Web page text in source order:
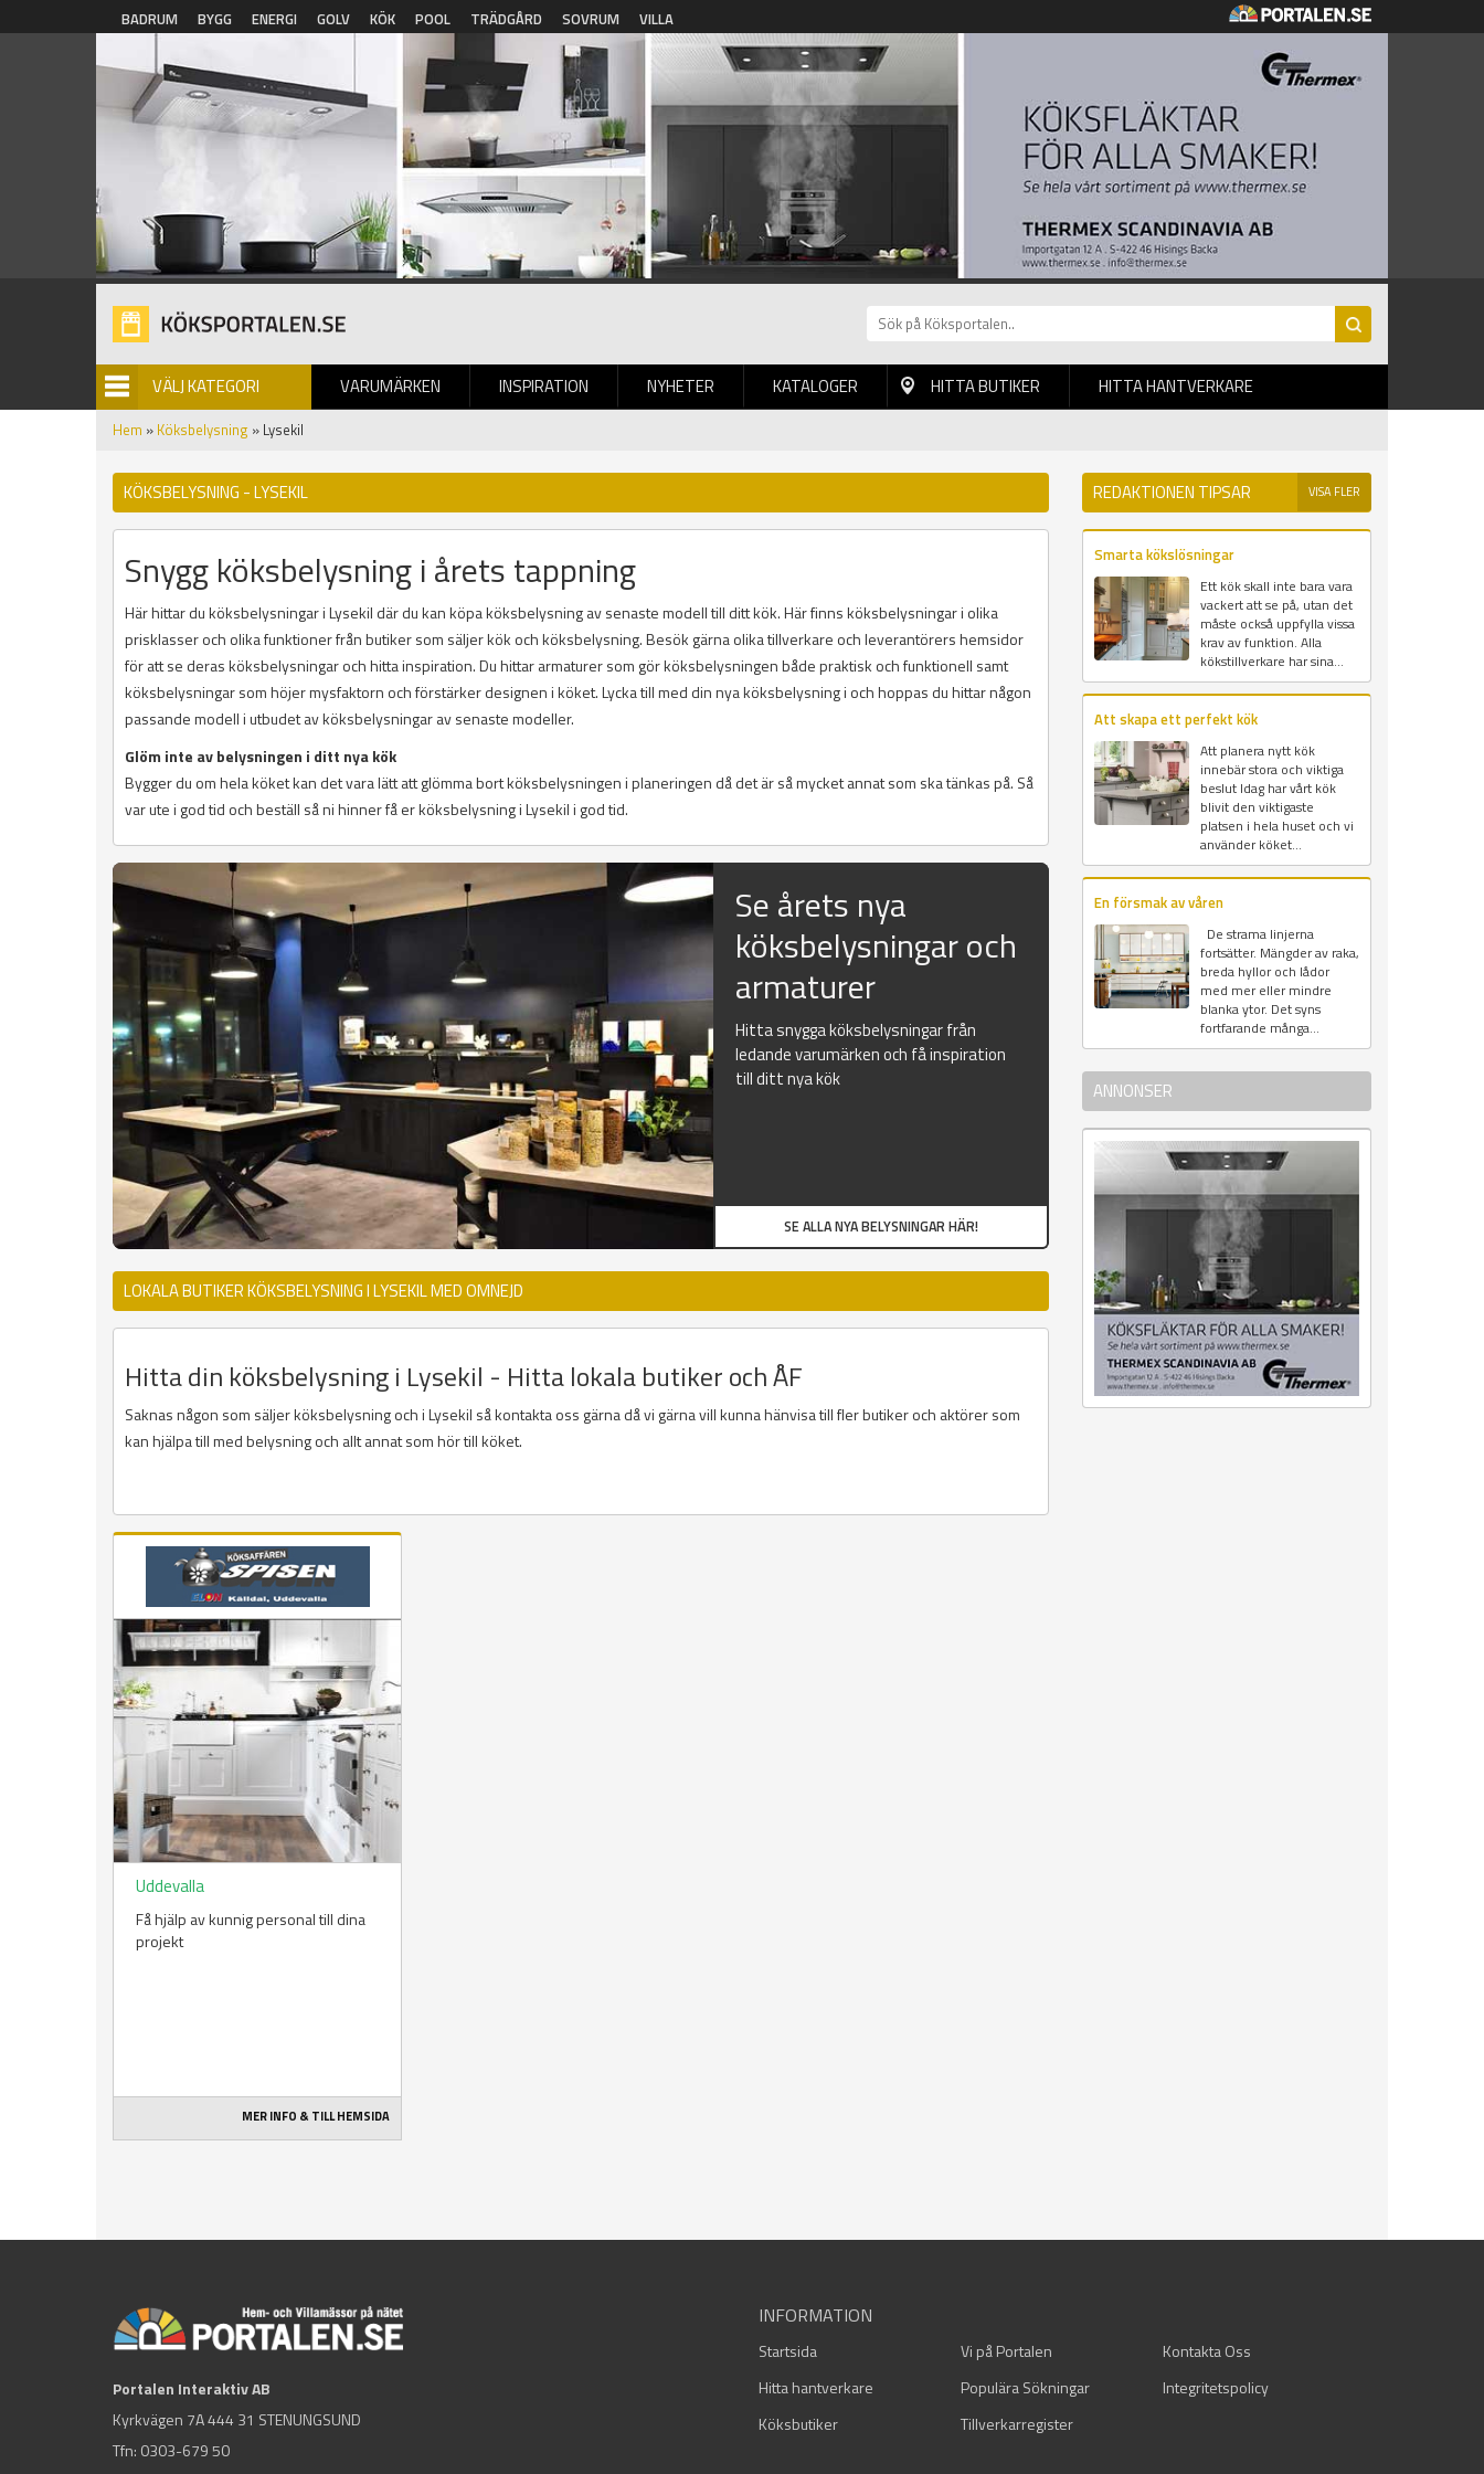
Hoppa till huvudinnehåll
BADRUM BYGG ENERGI GOLV KÖK POOL TRÄDGÅRD SOVRUM VILLA
VÄLJ KATEGORI VARUMÄRKEN INSPIRATION NYHETER
BILDGALLERI KATALOGER HITTA BUTIKER HITTA HANTVERKARE
Hem » Köksbelysning » Lysekil
KÖKSBELYSNING - LYSEKIL
Snygg köksbelysning i årets tappning
Här hittar du köksbelysningar i Lysekil där du kan köpa köksbelysning av senaste modell till ditt kök. Här finns köksbelysningar i olika
prisklasser och olika funktioner från butiker som säljer kök och köksbelysning. Besök gärna olika tillverkare och leverantörers hemsidor
för att se deras köksbelysningar och hitta inspiration. Du hittar armaturer som gör köksbelysningen både praktisk och funktionell samt
köksbelysningar som höjer mysfaktorn och förstärker designen i köket. Lycka till med din nya köksbelysning i och hoppas du hittar någon
passande modell i utbudet av köksbelysningar av senaste modeller.
Glöm inte av belysningen i ditt nya kök
Bygger du om hela köket kan det vara lätt att glömma bort köksbelysningen i planeringen då det är så mycket annat som ska tänkas på. Så
var ute i god tid och beställ så ni hinner få er köksbelysning i Lysekil i god tid.
Se årets nya
köksbelysningar och
armaturer
Hitta snygga köksbelysningar från
ledande varumärken och få inspiration
till ditt nya kök
SE ALLA NYA BELYSNINGAR HÄR!
LOKALA BUTIKER KÖKSBELYSNING I LYSEKIL MED OMNEJD
Hitta din köksbelysning i Lysekil - Hitta lokala butiker och ÅF
Saknas någon som säljer köksbelysning och i Lysekil så kontakta oss gärna då vi gärna vill kunna hänvisa till fler butiker och aktörer som
kan hjälpa till med belysning och allt annat som hör till köket.
Uddevalla
Få hjälp av kunnig personal till dina
projekt
MER INFO & TILL HEMSIDA
REDAKTIONEN TIPSAR VISA FLER
Smarta kökslösningar
Ett kök skall inte bara vara
vackert att se på, utan det
måste också uppfylla vissa
krav av funktion. Alla
kökstillverkare har sina...
Att skapa ett perfekt kök
Att planera nytt kök
innebär stora och viktiga
beslut Idag har vårt kök
blivit den viktigaste
platsen i hela huset och vi
använder köket...
En försmak av våren
De strama linjerna
fortsätter. Mängder av raka,
breda hyllor och lådor
med mer eller mindre
blanka ytor. Det syns
fortfarande många...
ANNONSER
Portalen Interaktiv AB
Kyrkvägen 7A 444 31 STENUNGSUND
Tfn: 0303-679 50
INFORMATION
Startsida Vi på Portalen
Kontakta Oss
Hitta hantverkare
Populära Sökningar
Integritetspolicy
Köksbutiker
Tillverkarregister